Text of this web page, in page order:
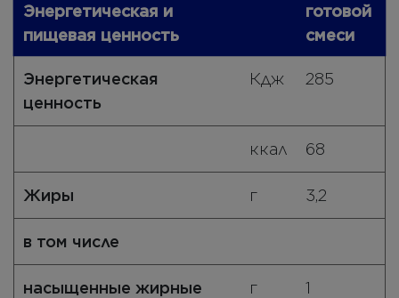
Энергетическая и
пищевая ценность
готовой
смеси
Энергетическая
ценность
Кдж 285
ккал 68
Жиры г 3,2
в том числе
насыщенные жирные
г 1